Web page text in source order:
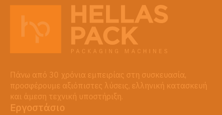
Πάνω από 30 χρόνια εμπειρίας στη συσκευασία,
προσφέρουμε αξιόπιστες λύσεις, ελληνική κατασκευή
και άμεση τεχνική υποστήριξη.
Εργοστάσιο